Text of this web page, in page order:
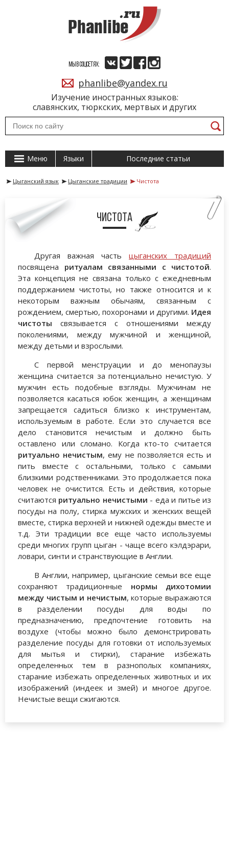
Изучение иностранных языков:
славянских, тюркских, мертвых и других
МЫ В СОЦСЕТЯХ:
phanlibe@yandex.ru
Меню Языки Последние статьи
Цыганский язык Цыганские традиции Чистота
Чистота
Другая важная часть цыганских традиций
посвящена ритуалам связанными с чистотой.
Эта концепция не связана только с ежедневным
поддержанием чистоты, но также относится и к
некоторым важным обычаям, связанным с
рождением, смертью, похоронами и другими. Идея
чистоты связывается с отношениями между
поколениями, между мужчиной и женщиной,
между детьми и взрослыми.
С первой менструации и до менопаузы
женщина считается за потенциально нечистую. У
мужчин есть подобные взгляды. Мужчинам не
позволяется касаться юбок женщин, а женщинам
запрещается садиться близко к инструментам,
используемым в работе. Если это случается все
дело становится нечистым и должно быть
оставлено или сломано. Когда кто-то считается
ритуально нечистым, ему не позволяется есть и
пить вместе с остальными, только с самыми
близкими родственниками. Это продолжается пока
человек не очистится. Есть и действия, которые
считаются ритуально нечистыми - еда и питье из
посуды на полу, стирка мужских и женских вещей
вместе, стирка верхней и нижней одежды вместе и
т.д. Эти традиции все еще часто используемы
среди многих групп цыган - чаще всего кэлдэрари,
ловари, синти и странствующие в Англии.
В Англии, например, цыганские семьи все еще
сохраняют традиционные нормы дихотомии
между чистым и нечистым, которые выражаются
в разделении посуды для воды по
предназначению, предпочтение готовить на
воздухе (чтобы можно было демонстрировать
разделение посуды для готовки от используемых
для мытья и стирки), старание избежать
определенных тем в разнополых компаниях,
старание избежать определенных животных и их
изображений (индеек и змей) и многое другое.
Нечистые вещи сжигаются.